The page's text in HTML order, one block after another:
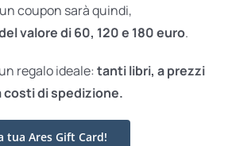
coupon sarà quindi,
valore di 60, 120 e 180 euro.
regalo ideale: tanti libri, a prezzi
costi di spedizione.
tua Ares Gift Card!